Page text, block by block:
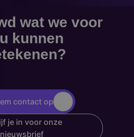
wat we voor
kunnen
contact op
je in voor onze
nieuwsbrief